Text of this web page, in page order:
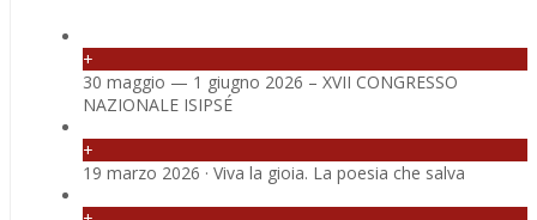
+
30 maggio — 1 giugno 2026 – XVII CONGRESSO
NAZIONALE ISIPSÉ
+
19 marzo 2026 · Viva la gioia. La poesia che salva